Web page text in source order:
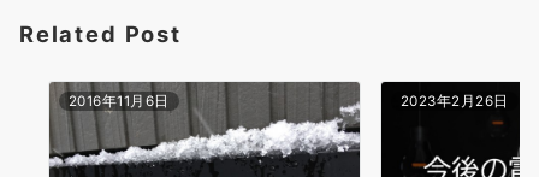
ン
Related Post
2016年11月6日 2023年2月26日